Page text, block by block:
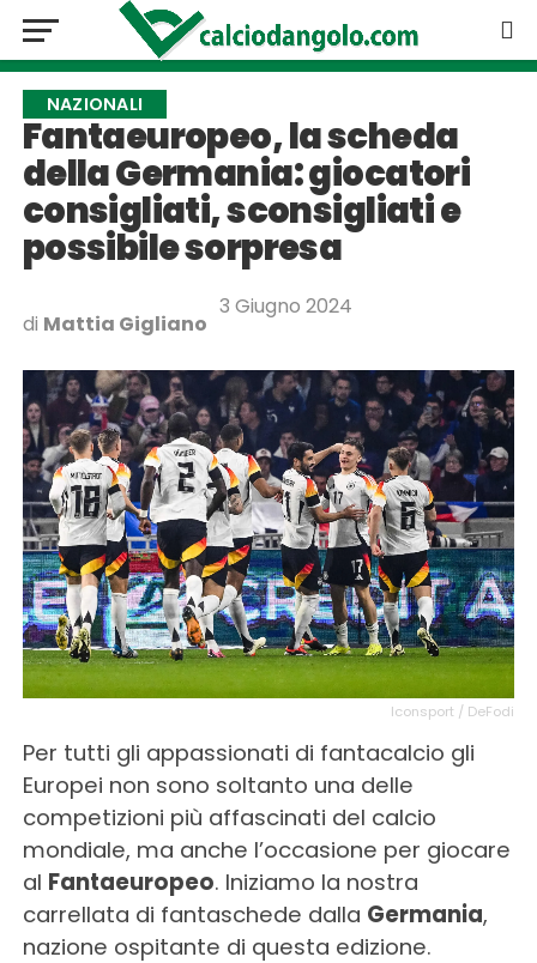
NAZIONALI
Fantaeuropeo, la scheda
della Germania: giocatori
consigliati, sconsigliati e
possibile sorpresa
di Mattia Gigliano
3 Giugno 2024
Iconsport / DeFodi
Per tutti gli appassionati di fantacalcio gli
Europei non sono soltanto una delle
competizioni più affascinati del calcio
mondiale, ma anche l’occasione per giocare
al Fantaeuropeo. Iniziamo la nostra
carrellata di fantaschede dalla Germania,
nazione ospitante di questa edizione.